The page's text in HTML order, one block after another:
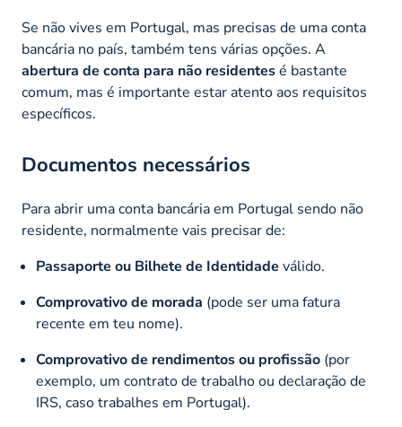
Se não vives em Portugal, mas precisas de uma conta
bancária no país, também tens várias opções. A
abertura de conta para não residentesé bastante
comum, mas é importante estar atento aos requisitos
específicos.
Documentos necessários
Para abrir uma conta bancária em Portugal sendo não
residente, normalmente vais precisar de:
Passaporte ou Bilhete de Identidade válido.
Comprovativo de morada (pode ser uma fatura
recente em teu nome).
Comprovativo de rendimentos ou profissão (por
exemplo, um contrato de trabalho ou declaração de
IRS, caso trabalhes em Portugal).